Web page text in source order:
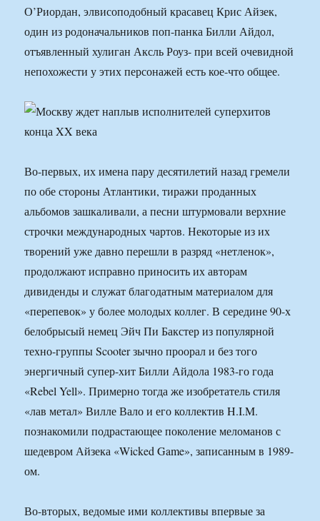
О’Риордан, элвисоподобный красавец Крис Айзек,
один из родоначальников поп-панка Билли Айдол,
отъявленный хулиган Аксль Роуз- при всей очевидной
непохожести у этих персонажей есть кое-что общее.
Во-первых, их имена пару десятилетий назад гремели
по обе стороны Атлантики, тиражи проданных
альбомов зашкаливали, а песни штурмовали верхние
строчки международных чартов. Некоторые из их
творений уже давно перешли в разряд «нетленок»,
продолжают исправно приносить их авторам
дивиденды и служат благодатным материалом для
«перепевок» у более молодых коллег. В середине 90-х
белобрысый немец Эйч Пи Бакстер из популярной
техно-группы Scooter зычно проорал и без того
энергичный супер-хит Билли Айдола 1983-го года
«Rebel Yell». Примерно тогда же изобретатель стиля
«лав метал» Вилле Вало и его коллектив H.I.M.
познакомили подрастающее поколение меломанов с
шедевром Айзека «Wicked Game», записанным в 1989-
ом.
Во-вторых, ведомые ими коллективы впервые за